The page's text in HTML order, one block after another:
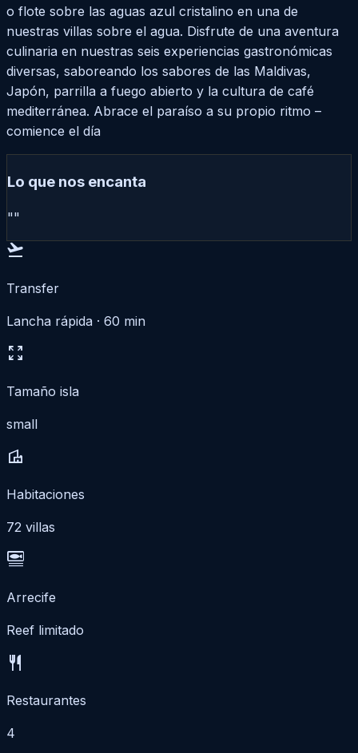
o flote sobre las aguas azul cristalino en una de
nuestras villas sobre el agua. Disfrute de una aventura
culinaria en nuestras seis experiencias gastronómicas
diversas, saboreando los sabores de las Maldivas,
Japón, parrilla a fuego abierto y la cultura de café
mediterránea. Abrace el paraíso a su propio ritmo –
comience el día
Lo que nos encanta
""
flight_takeoff
Transfer
Lancha rápida · 60 min
zoom_out_map
Tamaño isla
small
villa
Habitaciones
72 villas
set_meal
Arrecife
Reef limitado
restaurant
Restaurantes
4